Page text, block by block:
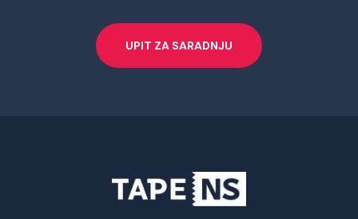
UPIT ZA SARADNJU